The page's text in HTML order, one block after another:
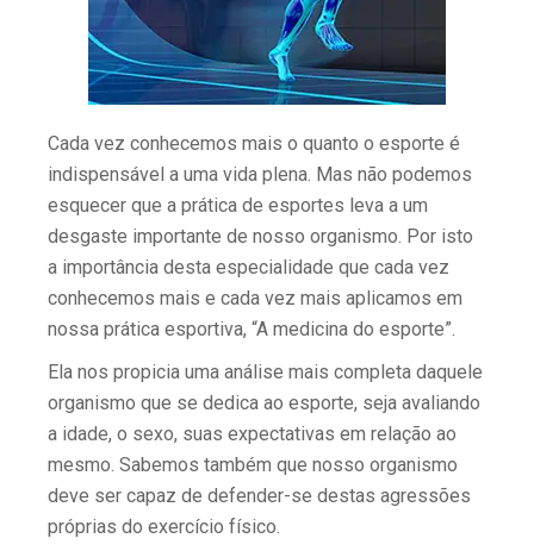
Cada vez conhecemos mais o quanto o esporte é
indispensável a uma vida plena. Mas não podemos
esquecer que a prática de esportes leva a um
desgaste importante de nosso organismo. Por isto
a importância desta especialidade que cada vez
conhecemos mais e cada vez mais aplicamos em
nossa prática esportiva, “A medicina do esporte”.
Ela nos propicia uma análise mais completa daquele
organismo que se dedica ao esporte, seja avaliando
a idade, o sexo, suas expectativas em relação ao
mesmo. Sabemos também que nosso organismo
deve ser capaz de defender-se destas agressões
próprias do exercício físico.